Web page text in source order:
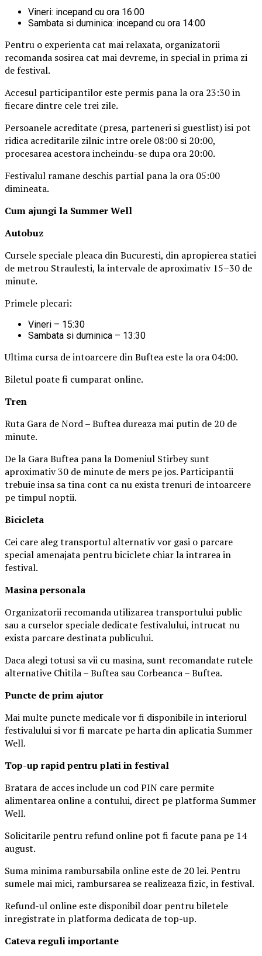
Vineri: incepand cu ora 16:00
Sambata si duminica: incepand cu ora 14:00
Pentru o experienta cat mai relaxata, organizatorii
recomanda sosirea cat mai devreme, in special in prima zi
de festival.
Accesul participantilor este permis pana la ora 23:30 in
fiecare dintre cele trei zile.
Persoanele acreditate (presa, parteneri si guestlist) isi pot
ridica acreditarile zilnic intre orele 08:00 si 20:00,
procesarea acestora incheindu-se dupa ora 20:00.
Festivalul ramane deschis partial pana la ora 05:00
dimineata.
Cum ajungi la Summer Well
Autobuz
Cursele speciale pleaca din Bucuresti, din apropierea statiei
de metrou Straulesti, la intervale de aproximativ 15–30 de
minute.
Primele plecari:
Vineri – 15:30
Sambata si duminica – 13:30
Ultima cursa de intoarcere din Buftea este la ora 04:00.
Biletul poate fi cumparat online.
Tren
Ruta Gara de Nord – Buftea dureaza mai putin de 20 de
minute.
De la Gara Buftea pana la Domeniul Stirbey sunt
aproximativ 30 de minute de mers pe jos. Participantii
trebuie insa sa tina cont ca nu exista trenuri de intoarcere
pe timpul noptii.
Bicicleta
Cei care aleg transportul alternativ vor gasi o parcare
special amenajata pentru biciclete chiar la intrarea in
festival.
Masinapersonala
Organizatorii recomanda utilizarea transportului public
sau a curselor speciale dedicate festivalului, intrucat nu
exista parcare destinata publicului.
Daca alegi totusi sa vii cu masina, sunt recomandate rutele
alternative Chitila – Buftea sau Corbeanca – Buftea.
Puncte de prim ajutor
Mai multe puncte medicale vor fi disponibile in interiorul
festivalului si vor fi marcate pe harta din aplicatia Summer
Well.
Top-up rapid pentru plati in festival
Bratara de acces include un cod PIN care permite
alimentarea online a contului, direct pe platforma Summer
Well.
Solicitarile pentru refund online pot fi facute pana pe 14
august.
Suma minima rambursabila online este de 20 lei. Pentru
sumele mai mici, rambursarea se realizeaza fizic, in festival.
Refund-ul online este disponibil doar pentru biletele
inregistrate in platforma dedicata de top-up.
Cateva reguli importante